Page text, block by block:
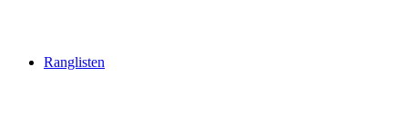
Ranglisten